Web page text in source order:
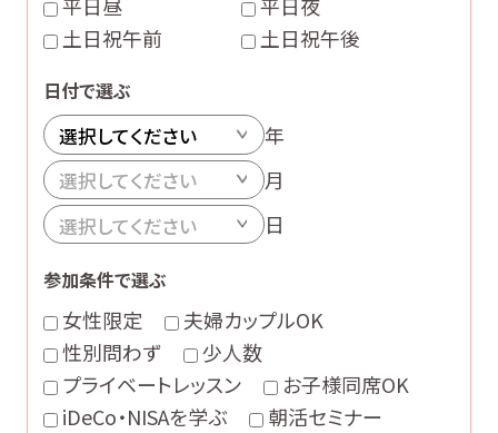
平日昼
平日夜
土日祝午前
土日祝午後
日付で選ぶ
年
月
日
参加条件で選ぶ
女性限定
夫婦カップルOK
性別問わず
少人数
プライベートレッスン
お子様同席OK
iDeCo・NISAを学ぶ
朝活セミナー